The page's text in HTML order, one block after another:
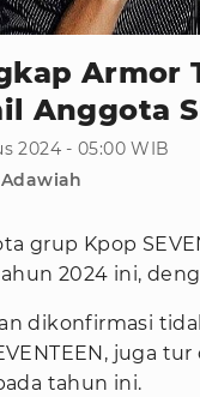
Armor
Anggota
2024 - 05:00 WIB
grup Kpop
2024 ini,
dikonfirmasi
juga tur
tahun ini.